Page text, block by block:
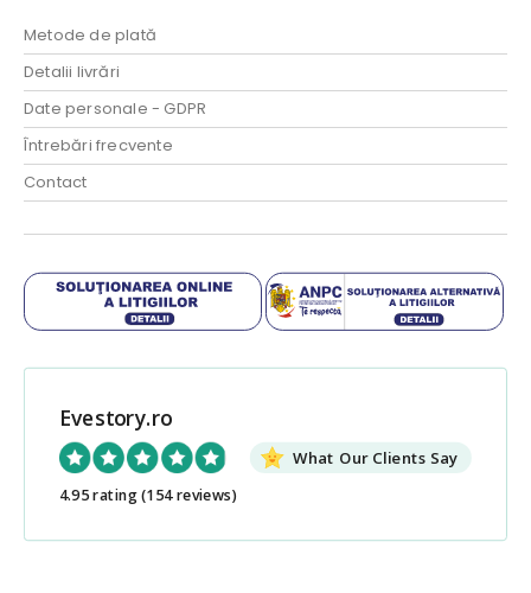
Metode de plată
Detalii livrări
Date personale - GDPR
Întrebări frecvente
Contact
Evestory.ro
What Our Clients Say
4.95 rating(154 reviews)